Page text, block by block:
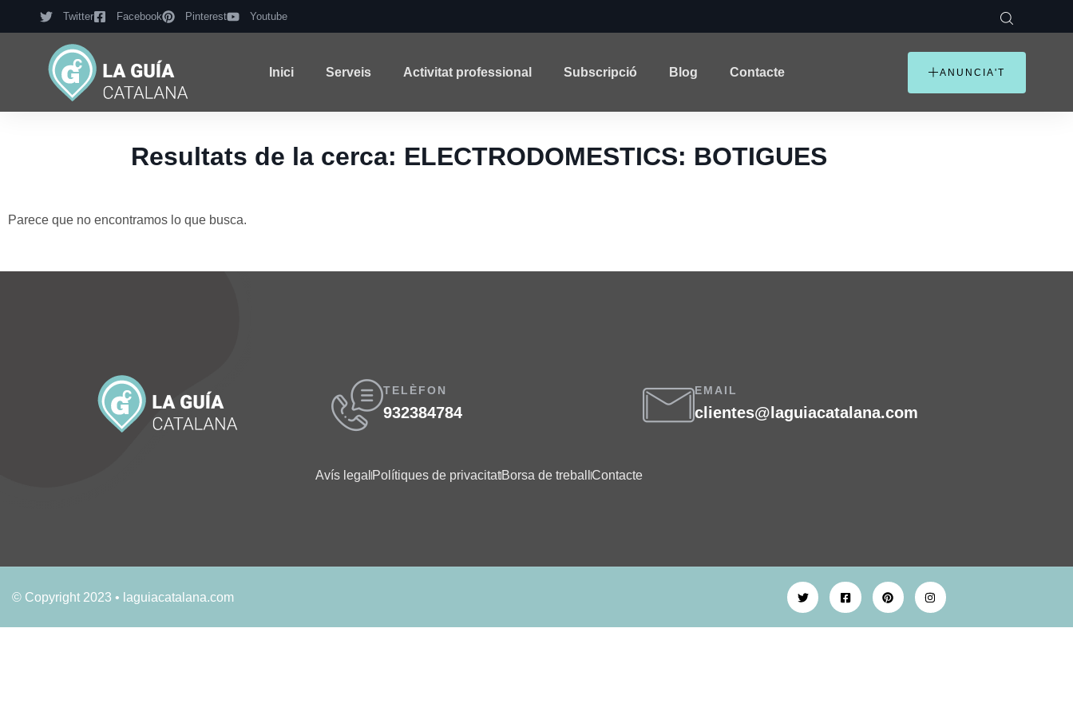
Twitter Facebook Pinterest Youtube
Inici Serveis Activitat professional Subscripció Blog Contacte ANUNCIA'T
Resultats de la cerca: ELECTRODOMESTICS: BOTIGUES
Parece que no encontramos lo que busca.
TELÈFON
932384784
EMAIL
clientes@laguiacatalana.com
Avís legal Polítiques de privacitatBorsa de treball Contacte
© Copyright 2023 • laguiacatalana.com